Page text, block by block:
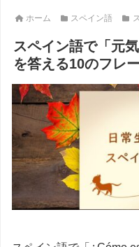
ホーム スペイン語
スペイン語で「元
を答える10のフレ